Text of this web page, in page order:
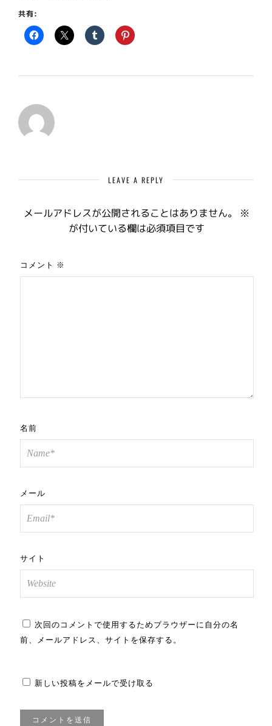
共有:
LEAVE A REPLY
メールアドレスが公開されることはありません。
※
が付いている欄は必須項目です
コメント ※
名前
メール
サイト
次回のコメントで使用するためブラウザーに自分の名
前、メールアドレス、サイトを保存する。
新しい投稿をメールで受け取る